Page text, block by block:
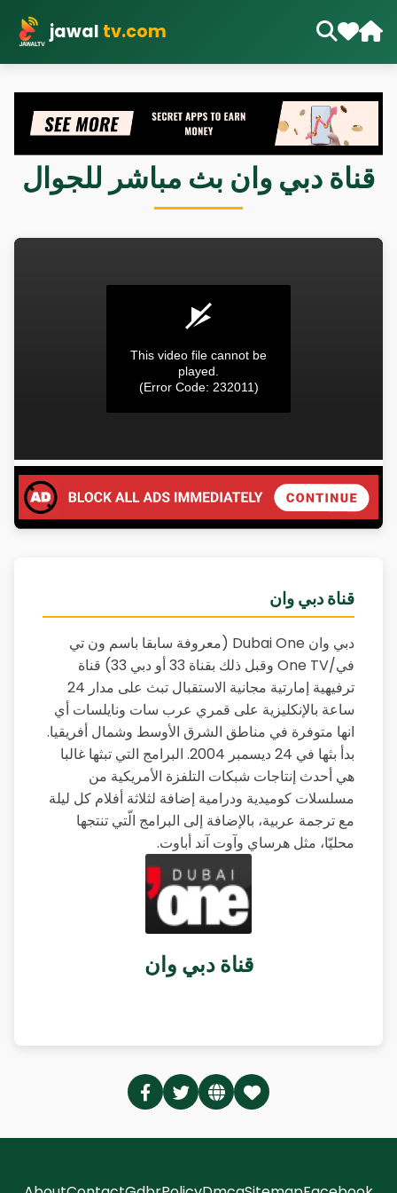
jawal tv.com
قناة دبي وان بث مباشر للجوال
قناة دبي وان
دبي وان Dubai One (معروفة سابقا باسم ون تي
في/One TV وقبل ذلك بقناة 33 أو دبي 33) قناة
ترفيهية إمارتية مجانية الاستقبال تبث على مدار 24
ساعة بالإنكليزية على قمري عرب سات ونايلسات أي
انها متوفرة في مناطق الشرق الأوسط وشمال أفريقيا.
بدأ بثها في 24 ديسمبر 2004. البرامج التي تبثها غالبا
هي أحدث إنتاجات شبكات التلفزة الأمريكية من
مسلسلات كوميدية ودرامية إضافة لثلاثة أفلام كل ليلة
مع ترجمة عربية، بالإضافة إلى البرامج الّتي تنتجها
محليّا، مثل هرساي وآوت آند أباوت.
قناة دبي وان